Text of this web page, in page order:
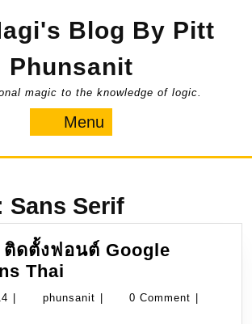
Blog By Pitt
Phunsanit
magic to the knowledge of logic.
Menu
Sans Serif
ติดตั้งฟอนต์ Google
Thai
ติด
2024- phunsanit phunsanit0 Comment